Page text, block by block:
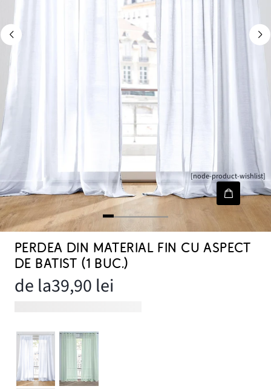
[node-product-wishlist]
PERDEA DIN MATERIAL FIN CU ASPECT
DE BATIST (1 BUC.)
de la39,90 lei